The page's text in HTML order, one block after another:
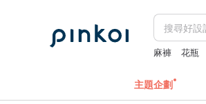
麻褲 花瓶
主題企劃